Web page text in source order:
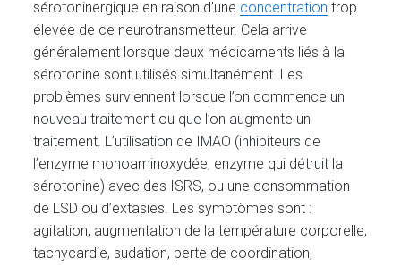
sérotoninergique en raison d’une concentration trop
élevée de ce neurotransmetteur. Cela arrive
généralement lorsque deux médicaments liés à la
sérotonine sont utilisés simultanément. Les
problèmes surviennent lorsque l’on commence un
nouveau traitement ou que l’on augmente un
traitement. L’utilisation de IMAO (inhibiteurs de
l’enzyme monoaminoxydée, enzyme qui détruit la
sérotonine) avec des ISRS, ou une consommation
de LSD ou d’extasies. Les symptômes sont :
agitation, augmentation de la température corporelle,
tachycardie, sudation, perte de coordination,